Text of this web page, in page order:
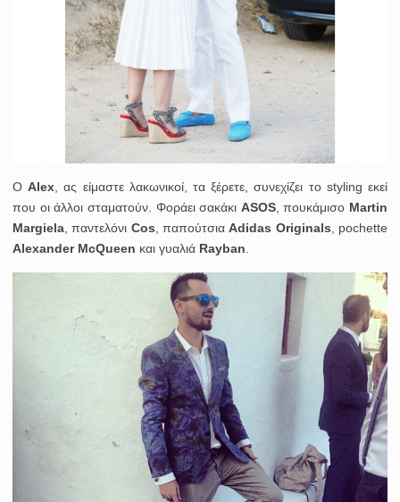
ΟAlex , ας είμαστε λακωνικοί, τα ξέρετε, συνεχίζει το styling εκεί
που οι άλλοι σταματούν. Φοράει σακάκι ASOS, πουκάμισο Martin
Margiela , παντελόνι Cos, παπούτσιαAdidas Originals , pochette
Alexander McQueen και γυαλιά Rayban